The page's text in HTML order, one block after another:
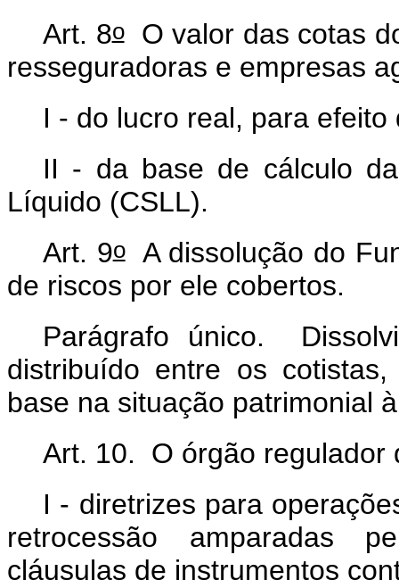
Art. 8oO valor das cotas
resseguradoras e empresas
I - do lucro real, para
II - da base de cálculo
Líquido (CSLL).
Art. 9oA dissolução do
de riscos por ele cobertos.
Parágrafo único.
distribuído entre os
base na situação patrimonial
Art. 10. O órgão regulador
I - diretrizes para
retrocessão amparadas
cláusulas de instrumentos